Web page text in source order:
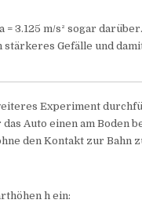
3.125 m/s² sogar
stärkeres Gefälle und
Experiment
Auto einen am Boden
den Kontakt zur Bahn
h ein: